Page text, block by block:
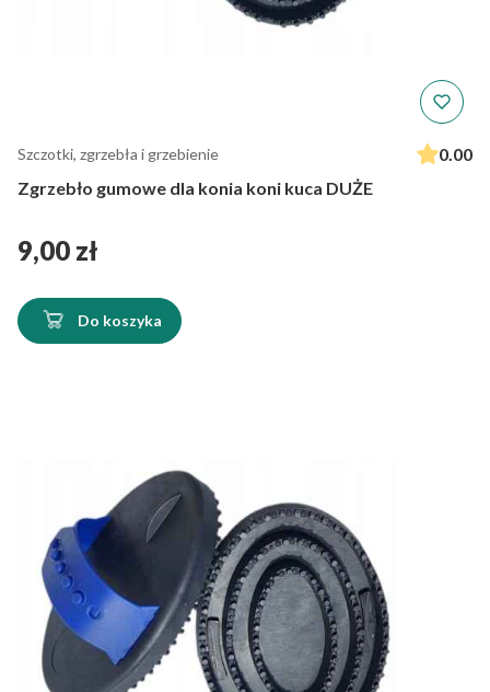
Szczotki, zgrzebła i grzebienie
0.00
Zgrzebło gumowe dla konia koni kuca DUŻE
Cena
9,00 zł
Do koszyka